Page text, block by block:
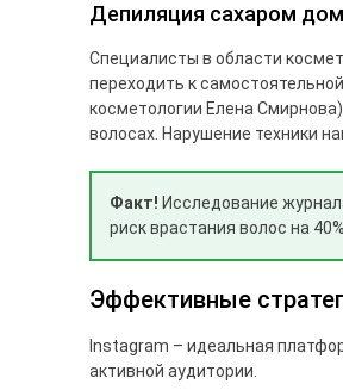
Депиляция сахаром
Специалисты в области
переходить к
косметологии Елена
волосах. Нарушение техники
Факт! Исследование
риск врастания волос на
Эффективные
Instagram – идеальная
активной аудитории.